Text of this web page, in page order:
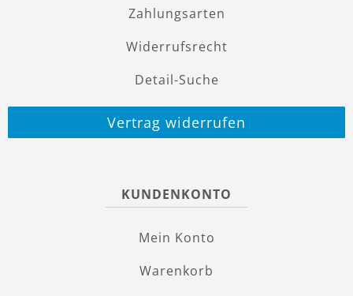
Zahlungsarten
Widerrufsrecht
Detail-Suche
Vertrag widerrufen
KUNDENKONTO
Mein Konto
Warenkorb